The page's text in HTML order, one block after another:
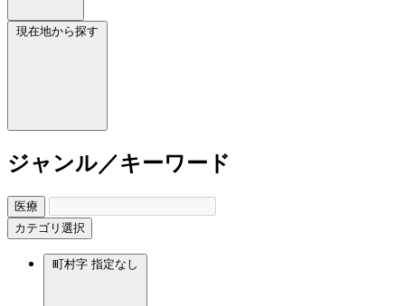
現在地から探す
ジャンル／キーワード
医療
カテゴリ選択
町村字 指定なし